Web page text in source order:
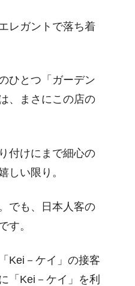
レガントで落ち着
ひとつ「ガーデン
、まさにこの店の
付けにまで細心の
しい限り。
でも、日本人客の
す。
Kei－ケイ」の接客
「Kei－ケイ」を利